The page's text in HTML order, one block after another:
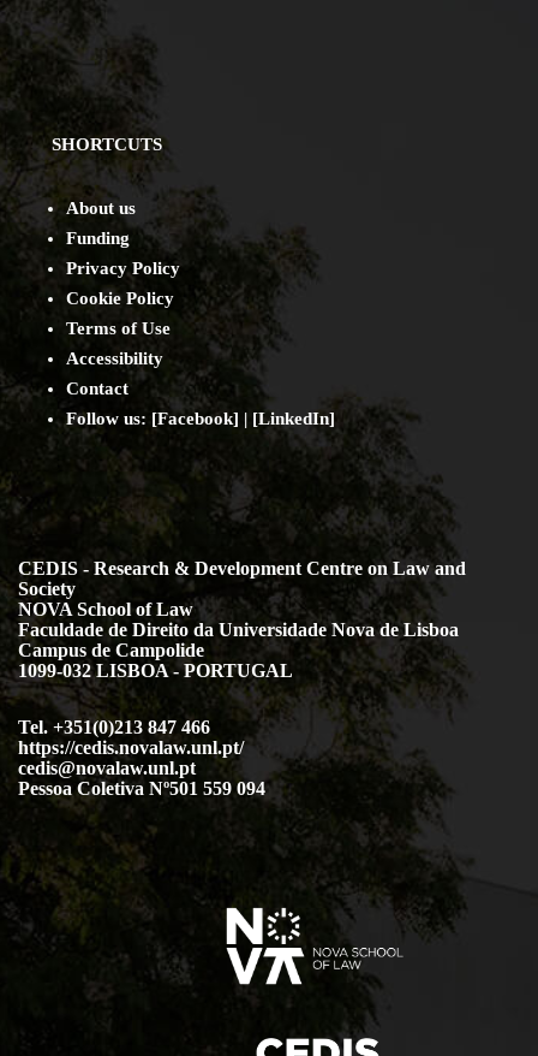
SHORTCUTS
About us
Funding
Privacy Policy
Cookie Policy
Terms of Use
Accessibility
Contact
Follow us: [Facebook] | [LinkedIn]
CEDIS - Research & Development Centre on Law and
Society
NOVA School of Law
Faculdade de Direito da Universidade Nova de Lisboa
Campus de Campolide
1099-032 LISBOA - PORTUGAL
Tel. +351(0)213 847 466
https://cedis.novalaw.unl.pt/
cedis@novalaw.unl.pt
Pessoa Coletiva Nº501 559 094